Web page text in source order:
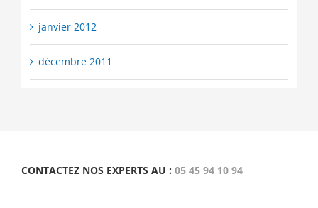
janvier 2012
décembre 2011
CONTACTEZ NOS EXPERTS AU : 05 45 94 10 94